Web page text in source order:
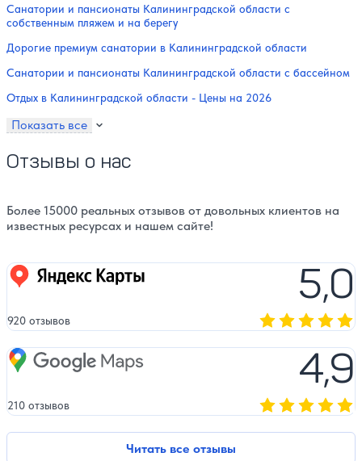
Санатории и пансионаты Калининградской области с
собственным пляжем и на берегу
Дорогие премиум санатории в Калининградской области
Санатории и пансионаты Калининградской области с бассейном
Отдых в Калининградской области - Цены на 2026
Показать все
Отзывы о нас
Более 15000 реальных отзывов от довольных клиентов на
известных ресурсах и нашем сайте!
Читать все отзывы
Яндекс карты 5,0
920 отзывов
Google Maps 4,9
210 отзывов